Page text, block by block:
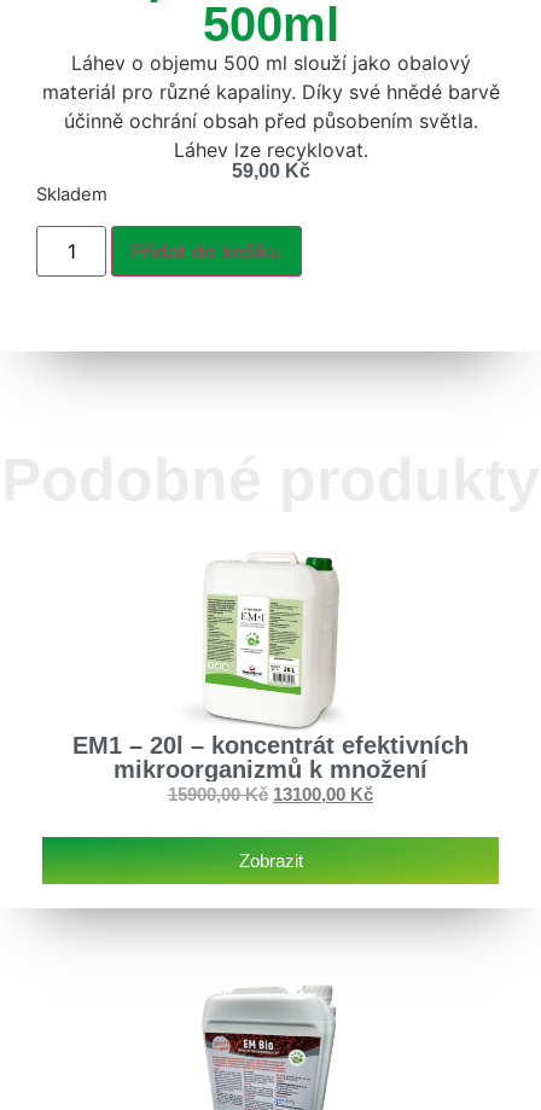
500ml
Láhev o objemu 500 ml slouží jako obalový
materiál pro různé kapaliny. Díky své hnědé barvě
účinně ochrání obsah před působením světla.
Láhev lze recyklovat.
59,00 Kč
Skladem
Přidat do košíku
EM1 – 20l – koncentrát efektivních
mikroorganizmů k množení
15900,00Kč 13100,00 Kč
Zobrazit